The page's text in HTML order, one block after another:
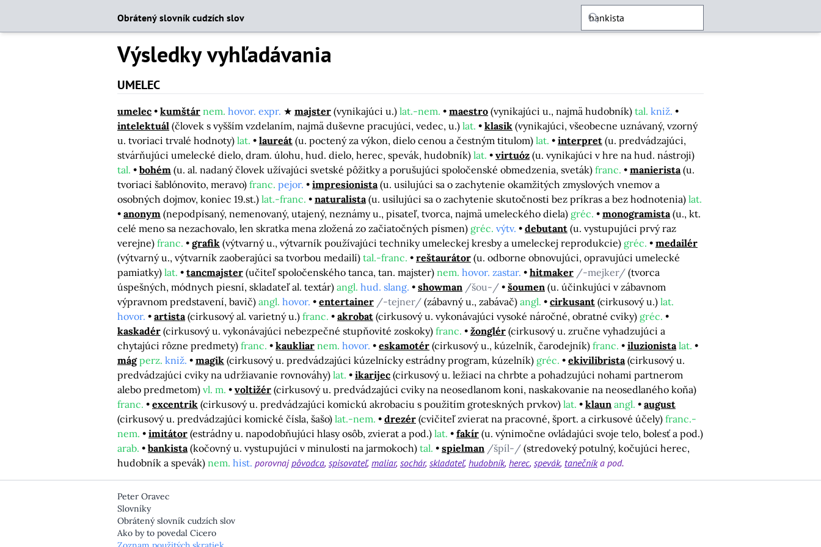
Obrátený slovník cudzích slov
Výsledky vyhľadávania
UMELEC
umelec kumštár nem. hovor. expr. majster (vynikajúci u.) lat.-nem. maestro (vynikajúci u., najmä hudobník) tal. kniž.
intelektuál (človek s vyšším vzdelaním, najmä duševne pracujúci, vedec, u.) lat. klasik (vynikajúci, všeobecne uznávaný, vzorný
u. tvoriaci trvalé hodnoty) lat. laureát (u. poctený za výkon, dielo cenou a čestným titulom) lat. interpret (u. predvádzajúci,
stvárňujúci umelecké dielo, dram. úlohu, hud. dielo, herec, spevák, hudobník) lat. virtuóz (u. vynikajúci v hre na hud. nástroji)
tal.
bohém (u. al. nadaný človek užívajúci svetské pôžitky a porušujúci spoločenské obmedzenia, sveták) franc. manierista (u.
tvoriaci šablónovito, meravo) franc. pejor. impresionista (u. usilujúci sa o zachytenie okamžitých zmyslových vnemov a
osobných dojmov, koniec 19.st.) lat.-franc. naturalista (u. usilujúci sa o zachytenie skutočnosti bez príkras a bez hodnotenia) lat.
anonym (nepodpísaný, nemenovaný, utajený, neznámy u., pisateľ, tvorca, najmä umeleckého diela) gréc. monogramista (u., kt.
celé meno sa nezachovalo, len skratka mena zložená zo začiatočných písmen) gréc. výtv. debutant (u. vystupujúci prvý raz
verejne) franc. grafik (výtvarný u., výtvarník používajúci techniky umeleckej kresby a umeleckej reprodukcie) gréc.
medailér
(výtvarný u., výtvarník zaoberajúci sa tvorbou medailí) tal.-franc. reštaurátor (u. odborne obnovujúci, opravujúci umelecké
pamiatky) lat. tancmajster (učiteľ spoločenského tanca, tan. majster) nem. hovor. zastar. hitmaker /-mejker/ (tvorca
úspešných, módnych piesní, skladateľ al. textár) angl. hud. slang. showman /šou-/ šoumen (u. účinkujúci v zábavnom
výpravnom predstavení, bavič) angl. hovor. entertainer /-tejner/ (zábavný u., zabávač) angl. cirkusant (cirkusový u.) lat.
hovor.
artista (cirkusový al. varietný u.) franc. akrobat (cirkusový u. vykonávajúci vysoké náročné, obratné cviky) gréc.
kaskadér (cirkusový u. vykonávajúci nebezpečné stupňovité zoskoky) franc. žonglér (cirkusový u. zručne vyhadzujúci a
chytajúci rôzne predmety) franc. kaukliar nem. hovor. eskamotér (cirkusový u., kúzelník, čarodejník) franc. iluzionista lat.
mág perz. kniž. magik (cirkusový u. predvádzajúci kúzelnícky estrádny program, kúzelník) gréc. ekivilibrista (cirkusový u.
predvádzajúci cviky na udržiavanie rovnováhy) lat. ikarijec (cirkusový u. ležiaci na chrbte a pohadzujúci nohami partnerom
alebo predmetom) vl. m. voltižér (cirkusový u. predvádzajúci cviky na neosedlanom koni, naskakovanie na neosedlaného koňa)
franc.
excentrik (cirkusový u. predvádzajúci komickú akrobaciu s použitím groteskných prvkov) lat. klaun angl.
august
(cirkusový u. predvádzajúci komické čísla, šašo) lat.-nem. drezér (cvičiteľ zvierat na pracovné, šport. a cirkusové účely) franc.-
nem.
imitátor (estrádny u. napodobňujúci hlasy osôb, zvierat a pod.) lat. fakír (u. výnimočne ovládajúci svoje telo, bolesť a pod.)
arab.
bankista (kočovný u. vystupujúci v minulosti na jarmokoch) tal. spielman /špíl-/ (stredoveký potulný, kočujúci herec,
hudobník a spevák) nem. hist. porovnajpôvodca spisovateľ maliar sochár skladateľ hudobník herec spevák tanečník a pod.
Peter Oravec
Slovníky
Obrátený slovník cudzích slov
Ako by to povedal Cicero